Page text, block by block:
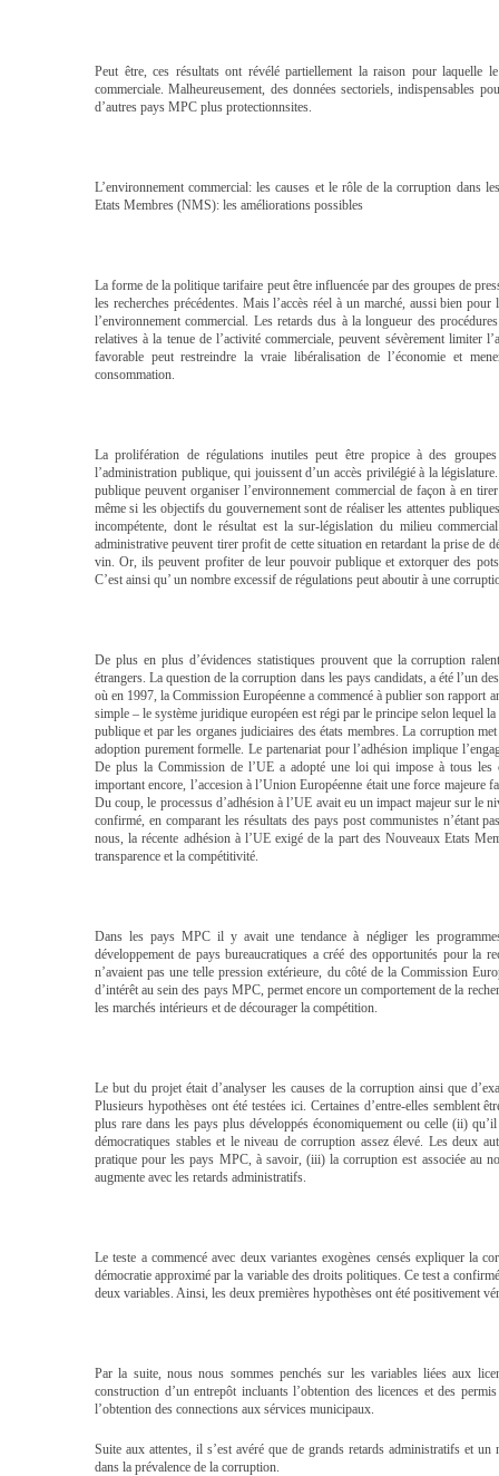
Peut être, ces résultats ont révélé partiellement la raison pour laquelle
commerciale. Malheureusement, des données sectoriels, indispensables
d’autres pays MPC plus protectionnsites.
L’environnement commercial: les causes et le rôle de la corruption dans
Etats Membres (NMS): les améliorations possibles
La forme de la politique tarifaire peut être influencée par des groupes de
les recherches précédentes. Mais l’accès réel à un marché, aussi bien
l’environnement commercial. Les retards dus à la longueur des
relatives à la tenue de l’activité commerciale, peuvent sévèrement limiter
favorable peut restreindre la vraie libéralisation de l’économie et
consommation.
La prolifération de régulations inutiles peut être propice à des
l’administration publique, qui jouissent d’un accès privilégié à la
publique peuvent organiser l’environnement commercial de façon à en
même si les objectifs du gouvernement sont de réaliser les attentes
incompétente, dont le résultat est la sur-législation du milieu
administrative peuvent tirer profit de cette situation en retardant la prise de
vin. Or, ils peuvent profiter de leur pouvoir publique et extorquer des
C’est ainsi qu’ un nombre excessif de régulations peut aboutir à une
De plus en plus d’évidences statistiques prouvent que la corruption
étrangers. La question de la corruption dans les pays candidats, a été l’un
où en 1997, la Commission Européenne a commencé à publier son rapport
simple – le système juridique européen est régi par le principe selon lequel
publique et par les organes judiciaires des états membres. La corruption
adoption purement formelle. Le partenariat pour l’adhésion implique
De plus la Commission de l’UE a adopté une loi qui impose à tous les
important encore, l’accesion à l’Union Européenne était une force
Du coup, le processus d’adhésion à l’UE avait eu un impact majeur sur le
confirmé, en comparant les résultats des pays post communistes n’étant
nous, la récente adhésion à l’UE exigé de la part des Nouveaux Etats
transparence et la compétitivité.
Dans les pays MPC il y avait une tendance à négliger les
développement de pays bureaucratiques a créé des opportunités pour la
n’avaient pas une telle pression extérieure, du côté de la Commission
d’intérêt au sein des pays MPC, permet encore un comportement de la
les marchés intérieurs et de décourager la compétition.
Le but du projet était d’analyser les causes de la corruption ainsi que
Plusieurs hypothèses ont été testées ici. Certaines d’entre-elles semblent
plus rare dans les pays plus développés économiquement ou celle (ii)
démocratiques stables et le niveau de corruption assez élevé. Les deux
pratique pour les pays MPC, à savoir, (iii) la corruption est associée au
augmente avec les retards administratifs.
Le teste a commencé avec deux variantes exogènes censés expliquer la
démocratie approximé par la variable des droits politiques. Ce test a
deux variables. Ainsi, les deux premières hypothèses ont été positivement
Par la suite, nous nous sommes penchés sur les variables liées aux
construction d’un entrepôt incluants l’obtention des licences et des
l’obtention des connections aux sérvices municipaux.
Suite aux attentes, il s’est avéré que de grands retards administratifs et
dans la prévalence de la corruption.